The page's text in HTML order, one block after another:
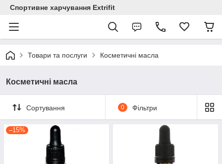
Спортивне харчування Extrifit
Товари та послуги Косметичні масла
Косметичні масла
Сортування 0 Фільтри
–15%